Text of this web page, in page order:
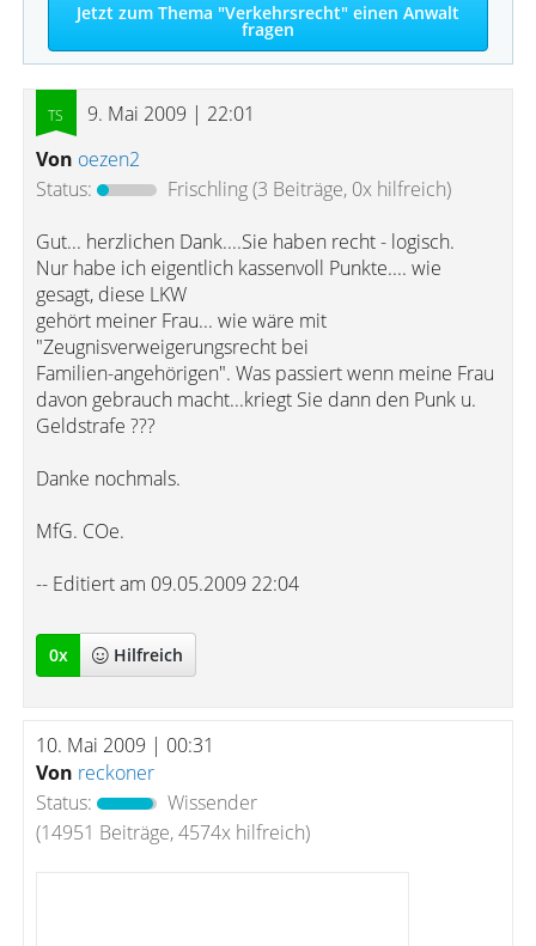
Jetzt zum Thema "Verkehrsrecht" einen Anwalt
fragen
9. Mai 2009 | 22:01
Von oezen2
Status:
Frischling(3 Beiträge, 0x hilfreich)
Gut... herzlichen Dank....Sie haben recht - logisch.
Nur habe ich eigentlich kassenvoll Punkte.... wie
gesagt, diese LKW
gehört meiner Frau... wie wäre mit
"Zeugnisverweigerungsrecht bei
Familien-angehörigen". Was passiert wenn meine Frau
davon gebrauch macht...kriegt Sie dann den Punk u.
Geldstrafe ???
Danke nochmals.
MfG. COe.
-- Editiert am 09.05.2009 22:04
0x Hilfreich
10. Mai 2009 | 00:31
Von reckoner
Status:
Wissender
(14951 Beiträge, 4574x hilfreich)